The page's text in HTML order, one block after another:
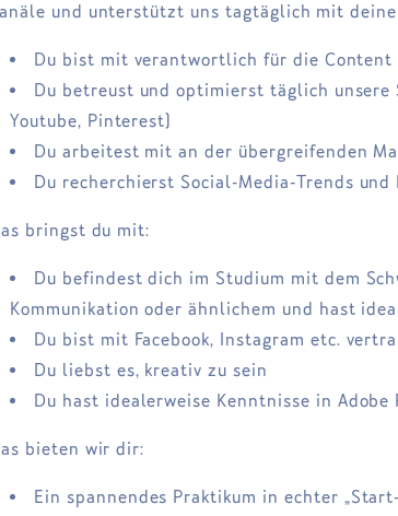
und unterstützt uns tagtäglich mit
Du bist mit verantwortlich für die
Du betreust und optimierst täglich unsere
Youtube, Pinterest)
Du arbeitest mit an der übergreifenden
Du recherchierst Social-Media-Trends
bringst du mit:
Du befindest dich im Studium mit dem
Kommunikation oder ähnlichem und hast
Du bist mit Facebook, Instagram etc.
Du liebst es, kreativ zu sein
Du hast idealerweise Kenntnisse in
bieten wir dir:
Ein spannendes Praktikum in echter